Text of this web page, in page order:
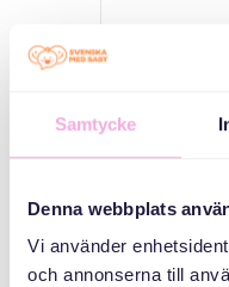
Samtycke
Denna webbplats
Vi använder
och annonserna till
می